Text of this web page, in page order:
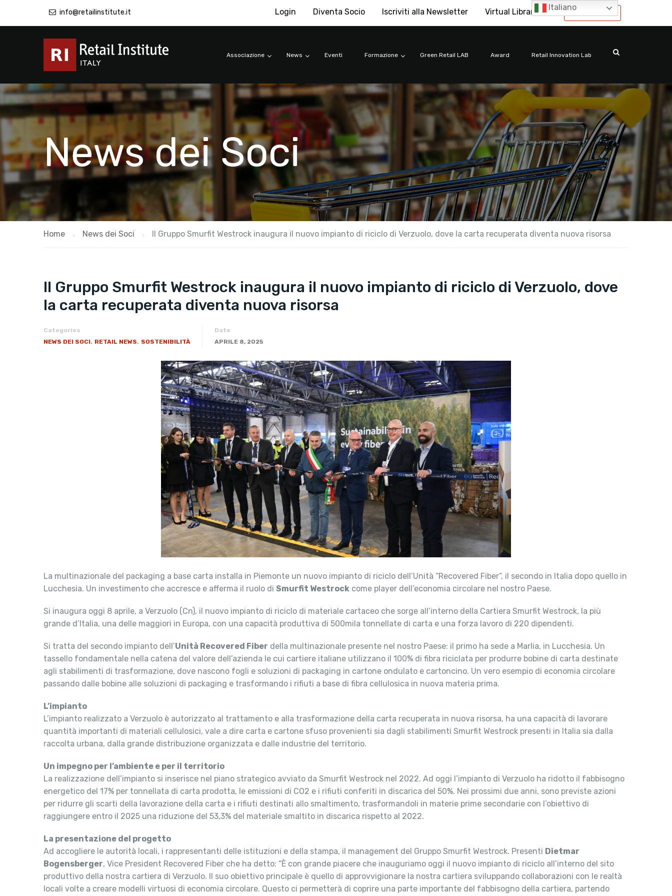
info@retailinstitute.it International
Login Diventa Socio Iscriviti alla Newsletter Virtual Library
Associazione News Eventi Formazione Green Retail LAB Award Retail Innovation Lab
News dei Soci
Home News dei Soci Il Gruppo Smurfit Westrock inaugura il nuovo impianto di riciclo di Verzuolo, dove la carta recuperata diventa nuova risorsa
Il Gruppo Smurfit Westrock inaugura il nuovo impianto di riciclo di Verzuolo, dove
la carta recuperata diventa nuova risorsa
Categories
NEWS DEI SOCI, RETAIL NEWS, SOSTENIBILITÀ
Date
APRILE 8, 2025
La multinazionale del packaging a base carta installa in Piemonte un nuovo impianto di riciclo dell’Unità “Recovered Fiber”, il secondo in Italia dopo quello in
Lucchesia. Un investimento che accresce e afferma il ruolo di Smurfit Westrock come player dell’economia circolare nel nostro Paese.
Si inaugura oggi 8 aprile, a Verzuolo (Cn), il nuovo impianto di riciclo di materiale cartaceo che sorge all’interno della Cartiera Smurfit Westrock, la più
grande d’Italia, una delle maggiori in Europa, con una capacità produttiva di 500mila tonnellate di carta e una forza lavoro di 220 dipendenti.
Si tratta del secondo impianto dell’Unità Recovered Fiber della multinazionale presente nel nostro Paese: il primo ha sede a Marlia, in Lucchesia. Un
tassello fondamentale nella catena del valore dell’azienda le cui cartiere italiane utilizzano il 100% di fibra riciclata per produrre bobine di carta destinate
agli stabilimenti di trasformazione, dove nascono fogli e soluzioni di packaging in cartone ondulato e cartoncino. Un vero esempio di economia circolare
passando dalle bobine alle soluzioni di packaging e trasformando i rifiuti a base di fibra cellulosica in nuova materia prima.
L’impianto
L’impianto realizzato a Verzuolo è autorizzato al trattamento e alla trasformazione della carta recuperata in nuova risorsa, ha una capacità di lavorare
quantità importanti di materiali cellulosici, vale a dire carta e cartone sfuso provenienti sia dagli stabilimenti Smurfit Westrock presenti in Italia sia dalla
raccolta urbana, dalla grande distribuzione organizzata e dalle industrie del territorio.
Un impegno per l’ambiente e per il territorio
La realizzazione dell’impianto si inserisce nel piano strategico avviato da Smurfit Westrock nel 2022. Ad oggi l’impianto di Verzuolo ha ridotto il fabbisogno
energetico del 17% per tonnellata di carta prodotta, le emissioni di CO2 e i rifiuti conferiti in discarica del 50%. Nei prossimi due anni, sono previste azioni
per ridurre gli scarti della lavorazione della carta e i rifiuti destinati allo smaltimento, trasformandoli in materie prime secondarie con l’obiettivo di
raggiungere entro il 2025 una riduzione del 53,3% del materiale smaltito in discarica rispetto al 2022.
La presentazione del progetto
Ad accogliere le autorità locali, i rappresentanti delle istituzioni e della stampa, il management del Gruppo Smurfit Westrock. Presenti Dietmar
Bogensberger, Vice President Recovered Fiber che ha detto: “È con grande piacere che inauguriamo oggi il nuovo impianto di riciclo all’interno del sito
produttivo della nostra cartiera di Verzuolo. Il suo obiettivo principale è quello di approvvigionare la nostra cartiera sviluppando collaborazioni con le realtà
locali volte a creare modelli virtuosi di economia circolare. Questo ci permetterà di coprire una parte importante del fabbisogno della cartiera, partendo
Italiano